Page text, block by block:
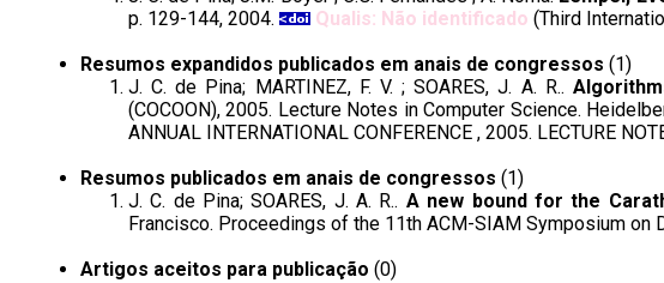
p. 129-144, 2004.
Qualis: Não identificado (Third
Resumos expandidos publicados em anais de congressos (1)
J. C. de Pina; MARTINEZ, F. V. ; SOARES, J. A. R..
(COCOON), 2005. Lecture Notes in Computer Science.
ANNUAL INTERNATIONAL CONFERENCE , 2005. LECTURE
Resumos publicados em anais de congressos (1)
J. C. de Pina; SOARES, J. A. R.. A new bound for the
Francisco. Proceedings of the 11th ACM-SIAM Symposium on
Artigos aceitos para publicação (0)